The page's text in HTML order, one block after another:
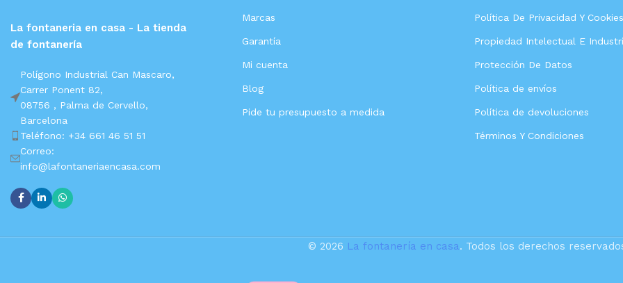
La fontaneria en casa - La tienda
de fontanería
Polígono Industrial Can Mascaro,
Carrer Ponent 82,
08756 , Palma de Cervello,
Barcelona
Teléfono: +34 661 46 51 51
Correo:
info@lafontaneriaencasa.com
Marcas
Garantía
Mi cuenta
Blog
Pide tu presupuesto a medida
Política De Privacidad Y Cookies
Propiedad Intelectual E
Protección De Datos
Política de envíos
Política de devoluciones
Términos Y Condiciones
© 2026 La fontanería en casa. Todos los derechos